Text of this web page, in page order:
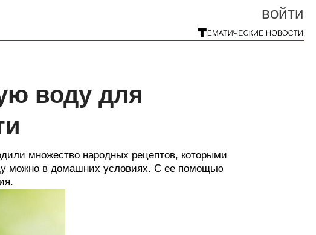
войти
воду для
множество народных рецептов, которыми
можно в домашних условиях. С ее помощью